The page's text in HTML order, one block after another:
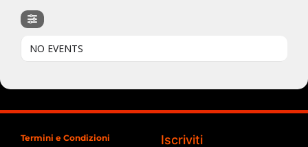
NO EVENTS
Termini e Condizioni Iscriviti